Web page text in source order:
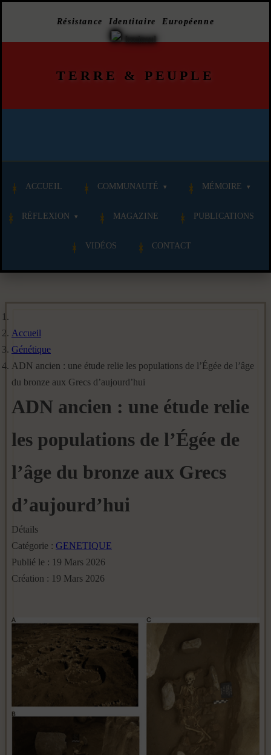
Résistance Identitaire Européenne
TERRE & PEUPLE
ACCUEIL COMMUNAUTÉ MÉMOIRE
RÉFLEXION MAGAZINE PUBLICATIONS
VIDÉOS CONTACT
Accueil
Génétique
ADN ancien : une étude relie les populations de l’Égée de l’âge
du bronze aux Grecs d’aujourd’hui
ADN ancien : une étude relie
les populations de l’Égée de
l’âge du bronze aux Grecs
d’aujourd’hui
Détails
Catégorie : GENETIQUE
Publié le : 19 Mars 2026
Création : 19 Mars 2026